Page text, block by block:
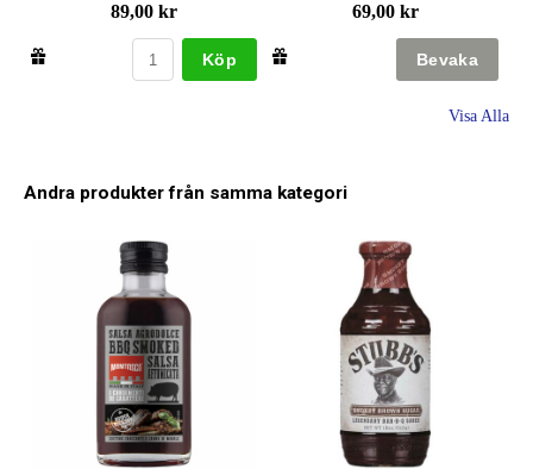
89,00 kr
Köp
69,00 kr
Visa Alla
Andra produkter från samma kategori